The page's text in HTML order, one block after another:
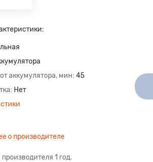
аккумулятора, мин 45
Нет
о производителе
1 год.